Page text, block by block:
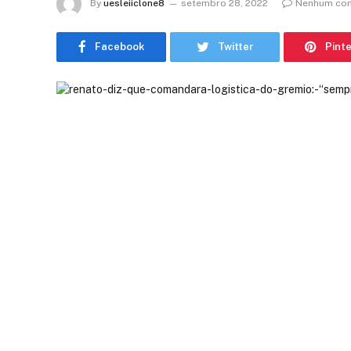
By uesleiiclone8 setembro 28, 2022 Nenhum
Facebook Twitter